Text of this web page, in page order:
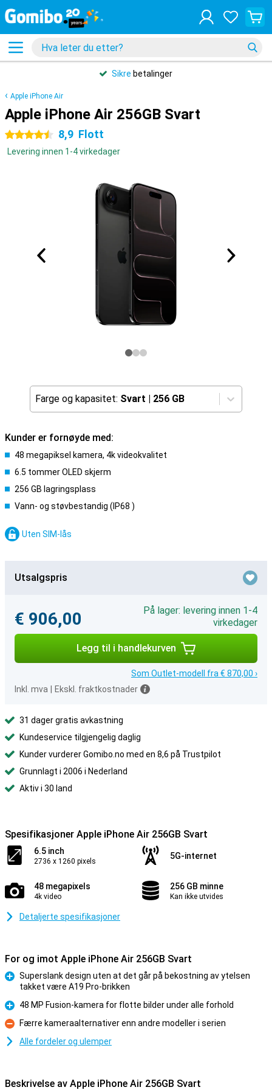
Sikre betalinger
Apple iPhone Air
Apple iPhone Air 256GB Svart
4.5 stjerner 8,9 Flott
Levering innen 1-4 virkedager
Farge og kapasitet: Svart | 256 GB
Kunder er fornøyde med:
48 megapiksel kamera, 4k videokvalitet
6.5 tommer OLED skjerm
256 GB lagringsplass
Vann- og støvbestandig (IP68 )
Uten SIM-lås
Utsalgspris
€ 906,00
På lager: levering innen 1-4
virkedager
Legg til i handlekurven
Som Outlet-modell fra € 870,00 ›
Inkl. mva
Ekskl. fraktkostnader
31 dager gratis avkastning
Kundeservice tilgjengelig daglig
Kunder vurderer Gomibo.no med en 8,6 på Trustpilot
Grunnlagt i 2006 i Nederland
Aktiv i 30 land
Spesifikasjoner Apple iPhone Air 256GB Svart
6.5 inch
2736 x 1260 pixels
5G-internet
48 megapixels
4k video
256 GB minne
Kan ikke utvides
Detaljerte spesifikasjoner
For og imot Apple iPhone Air 256GB Svart
Fordel
Superslank design uten at det går på bekostning av ytelsen
takket være A19 Pro-brikken
Fordel
48 MP Fusion-kamera for flotte bilder under alle forhold
Ulempe
Færre kameraalternativer enn andre modeller i serien
Alle fordeler og ulemper
Beskrivelse av Apple iPhone Air 256GB Svart